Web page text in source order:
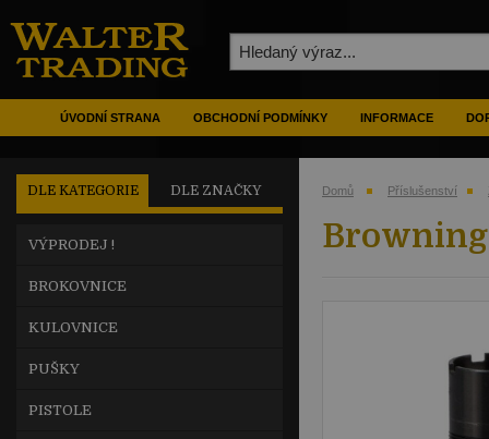
ÚVODNÍ STRANA OBCHODNÍ PODMÍNKY INFORMACE
Domů Příslušenství
DLE KATEGORIE DLE ZNAČKY
VÝPRODEJ !
BROKOVNICE
KULOVNICE
PUŠKY
PISTOLE